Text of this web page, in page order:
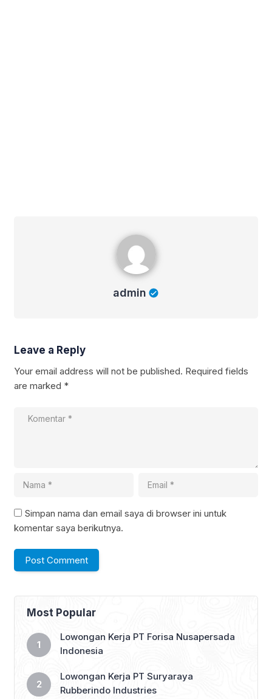
admin
Leave a Reply
Your email address will not be published. Required fields
are marked *
Simpan nama dan email saya di browser ini untuk
komentar saya berikutnya.
Most Popular
Lowongan Kerja PT Forisa Nusapersada
Indonesia
Lowongan Kerja PT Suryaraya
Rubberindo Industries